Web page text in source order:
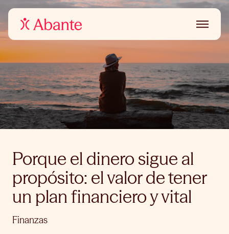
Porque el dinero sigue al
propósito: el valor de tener
un plan financiero y vital
Finanzas